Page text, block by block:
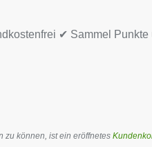
✔ Sammel Punkte
zu können, ist ein eröffnetes